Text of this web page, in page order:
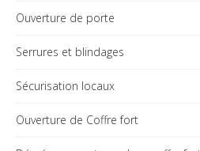
Ouverture de porte
Serrures et blindages
Sécurisation locaux
Ouverture de Coffre fort